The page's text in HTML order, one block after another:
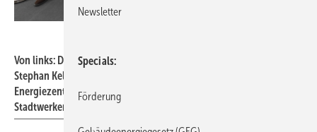
Von links: Dr. Daniel Kleine, Carsten Knobel, Mona Neubaur, Dr.
Stephan Keller und Julien Mounier bei der Eröffnung der
Energiezentrale für das Fernwärme-Projekt von Henkel und den
Stadtwerken.
Newsletter
Specials
Förderung